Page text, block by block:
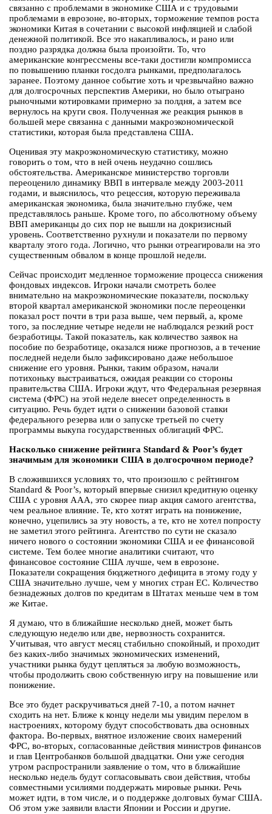
связанно с проблемами в экономике США и с трудовыми
проблемами в еврозоне, во-вторых, торможение темпов роста
экономики Китая в сочетании с высокой инфляцией и слабой
денежной политикой. Все это накапливалось, и рано или
поздно разрядка должна была произойти. То, что
американские конгрессмены все-таки достигли компромисса
по повышению планки госдолга рынками, предполагалось
заранее. Поэтому данное событие хоть и чрезвычайно важно
для долгосрочных перспектив Америки, но было отыграно
рыночными котировками примерно за полдня, а затем все
вернулось на круги своя. Полученная же реакция рынков в
большей мере связанна с данными макроэкономической
статистики, которая была представлена США.
Оценивая эту макроэкономическую статистику, можно
говорить о том, что в ней очень неудачно сошлись
обстоятельства. Американское министерство торговли
переоценило динамику ВВП в интервале между 2003-2011
годами, и выяснилось, что рецессия, которую переживала
американская экономика, была значительно глубже, чем
представлялось раньше. Кроме того, по абсолютному объему
ВВП американцы до сих пор не вышли на докризисный
уровень. Соответственно рухнули и показатели по первому
кварталу этого года. Логично, что рынки отреагировали на это
существенным обвалом в конце прошлой недели.
Сейчас происходит медленное торможение процесса снижения
фондовых индексов. Игроки начали смотреть более
внимательно на макроэкономические показатели, поскольку
второй квартал американской экономики после переоценки
показал рост почти в три раза выше, чем первый, а, кроме
того, за последние четыре недели не наблюдался резкий рост
безработицы. Такой показатель, как количество заявок на
пособие по безработице, оказался ниже прогнозов, а в течение
последней недели было зафиксировано даже небольшое
снижение его уровня. Рынки, таким образом, начали
потихоньку выстраиваться, ожидая реакции со стороны
правительства США. Игроки ждут, что Федеральная резервная
система (ФРС) на этой неделе внесет определенность в
ситуацию. Речь будет идти о снижении базовой ставки
федерального резерва или о запуске третьей по счету
программы выкупа государственных облигаций ФРС.
Насколько снижение рейтинга Standard & Poor’s будет
значимым для экономики США в долгосрочном периоде?
В сложившихся условиях то, что произошло с рейтингом
Standard & Poor’s, который впервые снизил кредитную оценку
США с уровня ААА, это скорее пиар акция самого агентства,
чем реальное влияние. Те, кто хотят играть на понижение,
конечно, уцепились за эту новость, а те, кто не хотел попросту
не заметил этого рейтинга. Агентство по сути не сказало
ничего нового о состоянии экономики США и ее финансовой
системе. Тем более многие аналитики считают, что
финансовое состояние США лучше, чем в еврозоне.
Показатели сокращения бюджетного дефицита в этому году у
США значительно лучше, чем у многих стран ЕС. Количество
безнадежных долгов по кредитам в Штатах меньше чем в том
же Китае.
Я думаю, что в ближайшие несколько дней, может быть
следующую неделю или две, нервозность сохранится.
Учитывая, что август месяц стабильно спокойный, и проходит
без каких-либо значимых экономических изменений,
участники рынка будут цепляться за любую возможность,
чтобы продолжить свою собственную игру на повышение или
понижение.
Все это будет раскручиваться дней 7-10, а потом начнет
сходить на нет. Ближе к концу недели мы увидим перелом в
настроениях, которому будут способствовать два основных
фактора. Во-первых, внятное изложение своих намерений
ФРС, во-вторых, согласованные действия министров финансов
и глав Центробанков большой двадцатки. Они уже сегодня
утром распространили заявление о том, что в ближайшие
несколько недель будут согласовывать свои действия, чтобы
совместными усилиями поддержать мировые рынки. Речь
может идти, в том числе, и о поддержке долговых бумаг США.
Об этом уже заявили власти Японии и России и другие.